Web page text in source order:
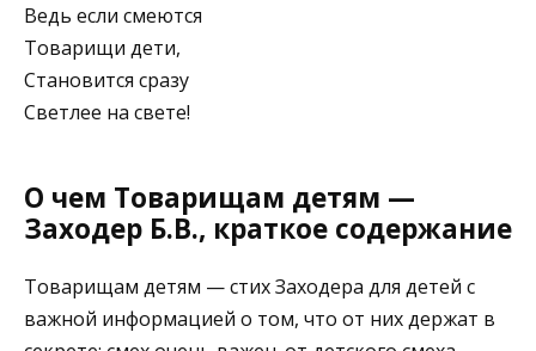
Ведь если смеются
Товарищи дети,
Становится сразу
Светлее на свете!
О чем Товарищам детям —
Заходер Б.В., краткое содержание
Товарищам детям — стих Заходера для детей с
важной информацией о том, что от них держат в